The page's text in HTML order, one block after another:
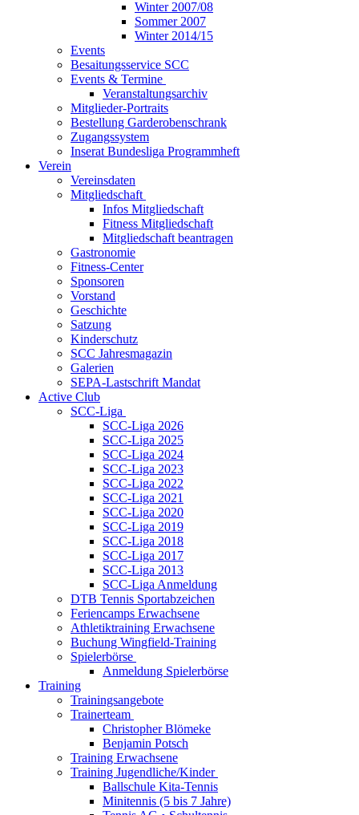
Winter 2007/08
Sommer 2007
Winter 2014/15
Events
Besaitungsservice SCC
Events & Termine
Veranstaltungsarchiv
Mitglieder-Portraits
Bestellung Garderobenschrank
Zugangssystem
Inserat Bundesliga Programmheft
Verein
Vereinsdaten
Mitgliedschaft
Infos Mitgliedschaft
Fitness Mitgliedschaft
Mitgliedschaft beantragen
Gastronomie
Fitness-Center
Sponsoren
Vorstand
Geschichte
Satzung
Kinderschutz
SCC Jahresmagazin
Galerien
SEPA-Lastschrift Mandat
Active Club
SCC-Liga
SCC-Liga 2026
SCC-Liga 2025
SCC-Liga 2024
SCC-Liga 2023
SCC-Liga 2022
SCC-Liga 2021
SCC-Liga 2020
SCC-Liga 2019
SCC-Liga 2018
SCC-Liga 2017
SCC-Liga 2013
SCC-Liga Anmeldung
DTB Tennis Sportabzeichen
Feriencamps Erwachsene
Athletiktraining Erwachsene
Buchung Wingfield-Training
Spielerbörse
Anmeldung Spielerbörse
Training
Trainingsangebote
Trainerteam
Christopher Blömeke
Benjamin Potsch
Training Erwachsene
Training Jugendliche/Kinder
Ballschule Kita-Tennis
Minitennis (5 bis 7 Jahre)